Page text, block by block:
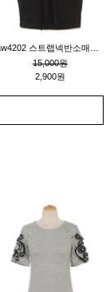
15,000원
2,900원